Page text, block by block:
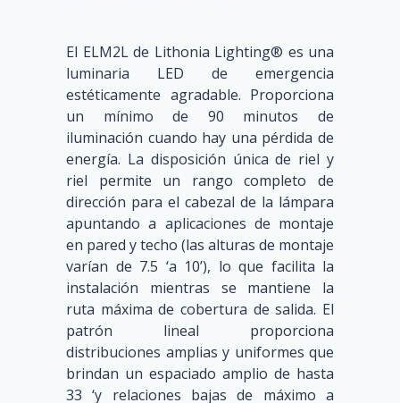
El ELM2L de Lithonia Lighting® es una
luminaria LED de emergencia
estéticamente agradable. Proporciona
un mínimo de 90 minutos de
iluminación cuando hay una pérdida de
energía. La disposición única de riel y
riel permite un rango completo de
dirección para el cabezal de la lámpara
apuntando a aplicaciones de montaje
en pared y techo (las alturas de montaje
varían de 7.5 ‘a 10’), lo que facilita la
instalación mientras se mantiene la
ruta máxima de cobertura de salida. El
patrón lineal proporciona
distribuciones amplias y uniformes que
brindan un espaciado amplio de hasta
33 ‘y relaciones bajas de máximo a